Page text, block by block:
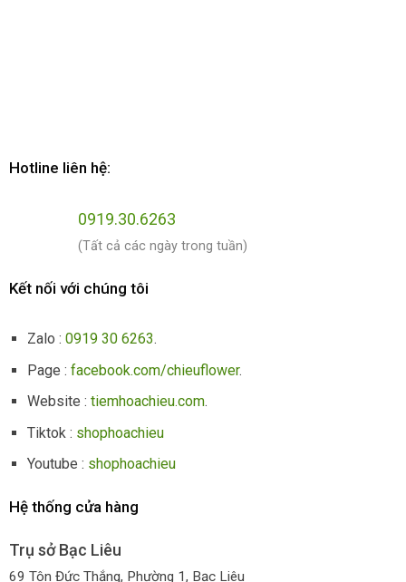
Hotline liên hệ:
0919.30.6263
(Tất cả các ngày trong tuần)
Kết nối với chúng tôi
Zalo :0919 30 6263.
Page :facebook.com/chieuflower.
Website :tiemhoachieu.com.
Tiktok : shophoachieu
Youtube : shophoachieu
Hệ thống cửa hàng
Trụ sở Bạc Liêu
69 Tôn Đức Thắng, Phường 1, Bạc Liêu